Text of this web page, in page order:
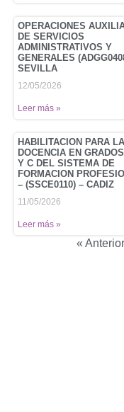
OPERACIONES
DE SERVICIOS
ADMINISTRATIVOS Y
GENERALES
SEVILLA
12/05/2026
Leer más »
HABILITACION PARA LA
DOCENCIA EN
Y C DEL SISTEMA DE
FORMACION
– (SSCE0110) – CADIZ
11/05/2026
Leer más »
« Anterior